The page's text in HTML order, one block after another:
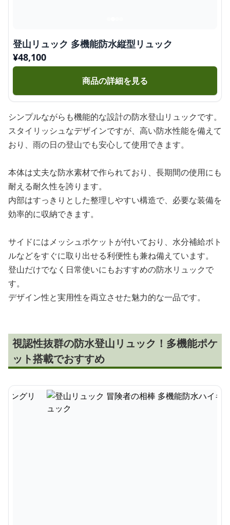
登山リュック 多機能防水縦型リュック
¥48,100
商品の詳細を見る
シンプルながらも機能的な設計の防水登山リュックです。
スタイリッシュなデザインですが、高い防水性能を備えて
おり、雨の日の登山でも安心して使用できます。
本体は丈夫な防水素材で作られており、長期間の使用にも
耐える耐久性を誇ります。
内部はすっきりとした整理しやすい構造で、必要な装備を
効率的に収納できます。
サイドにはメッシュポケットが付いており、水分補給ボト
ルなどをすぐに取り出せる利便性も兼ね備えています。
登山だけでなく日常使いにもおすすめの防水リュックで
す。
デザイン性と実用性を両立させた魅力的な一品です。
視認性抜群の防水登山リュック！多機能ポケ
ット搭載でおすすめ